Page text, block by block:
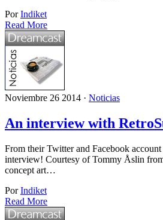
PorIndiket
Read More
Noviembre 26 2014 · Noticias
An interview with
From their Twitter and Facebook
interview! Courtesy of Tommy Åslin
concept art…
PorIndiket
Read More